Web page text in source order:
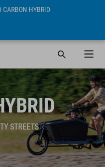
CARBON HYBRID
STREETS